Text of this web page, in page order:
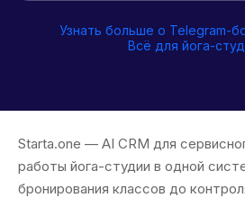
Узнать больше о Telegram-
Всё для йога-
Starta.one — AI CRM для
работы йога-студии в одной
бронирования классов до